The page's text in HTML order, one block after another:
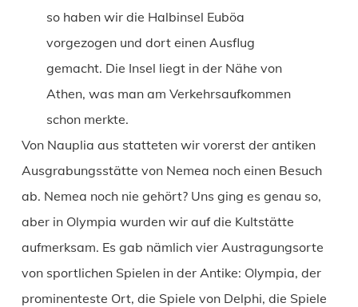
so haben wir die Halbinsel Euböa
vorgezogen und dort einen Ausflug
gemacht. Die Insel liegt in der Nähe von
Athen, was man am Verkehrsaufkommen
schon merkte.
Von Nauplia aus statteten wir vorerst der antiken
Ausgrabungsstätte von Nemea noch einen Besuch
ab. Nemea noch nie gehört? Uns ging es genau so,
aber in Olympia wurden wir auf die Kultstätte
aufmerksam. Es gab nämlich vier Austragungsorte
von sportlichen Spielen in der Antike: Olympia, der
prominenteste Ort, die Spiele von Delphi, die Spiele